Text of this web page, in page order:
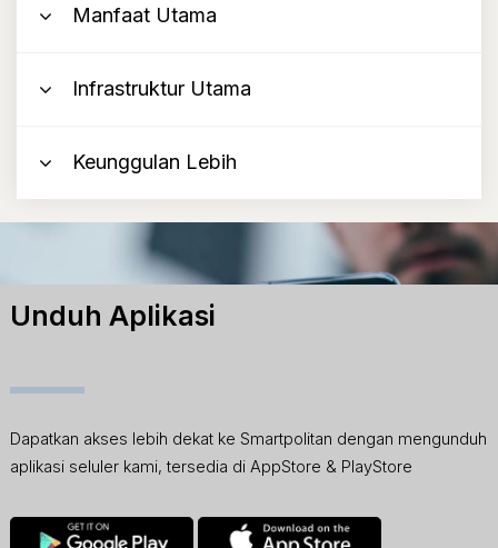
Manfaat Utama
Infrastruktur Utama
Keunggulan Lebih
Unduh Aplikasi
Dapatkan akses lebih dekat ke Smartpolitan dengan mengunduh
aplikasi seluler kami, tersedia di AppStore & PlayStore